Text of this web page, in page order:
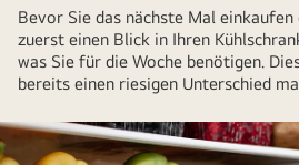
Bevor Sie das nächste Mal einkaufen
zuerst einen Blick in Ihren
was Sie für die Woche benötigen.
bereits einen riesigen Unterschied